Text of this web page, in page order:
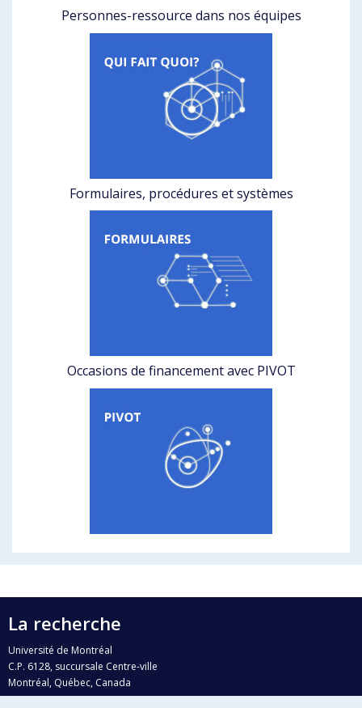
Personnes-ressource dans nos équipes
Formulaires, procédures et systèmes
Occasions de financement avec PIVOT
La recherche
Université de Montréal
C.P. 6128, succursale Centre-ville
Montréal, Québec, Canada
H3C 3J7